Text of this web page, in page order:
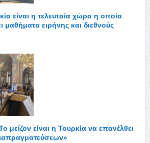
είναι η τελευταία χώρα η οποία
μαθήματα ειρήνης και διεθνούς
μείζον είναι η Τουρκία να επανέλθει